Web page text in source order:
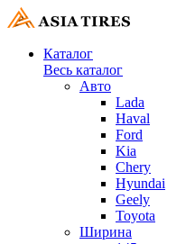
Каталог
Весь каталог
Авто
Lada
Haval
Ford
Kia
Chery
Hyundai
Geely
Toyota
Ширина